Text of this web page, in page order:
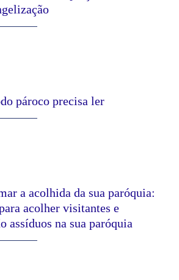
pároco precisa ler
a acolhida da sua paróquia:
acolher visitantes e
assíduos na sua paróquia